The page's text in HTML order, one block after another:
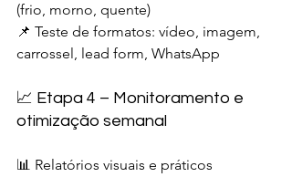
(frio, morno, quente)
📌 Teste de formatos: vídeo, imagem,
carrossel, lead form, WhatsApp
📈 Etapa 4 – Monitoramento e
otimização semanal
📊 Relatórios visuais e práticos